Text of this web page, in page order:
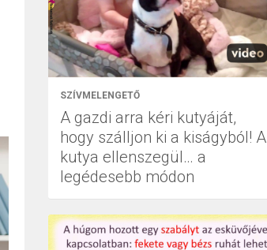
SZÍVMELENGETŐ
A gazdi arra kéri kutyáját,
hogy szálljon ki a kiságyból! A
kutya ellenszegül… a
legédesebb módon